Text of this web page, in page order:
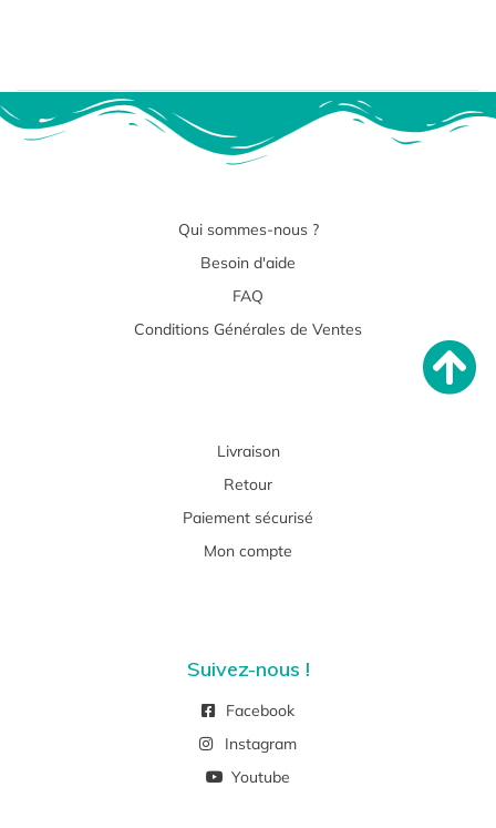
Qui sommes-nous ?
Besoin d'aide
FAQ
Conditions Générales de Ventes
Livraison
Retour
Paiement sécurisé
Mon compte
Suivez-nous !
Facebook
Instagram
Youtube